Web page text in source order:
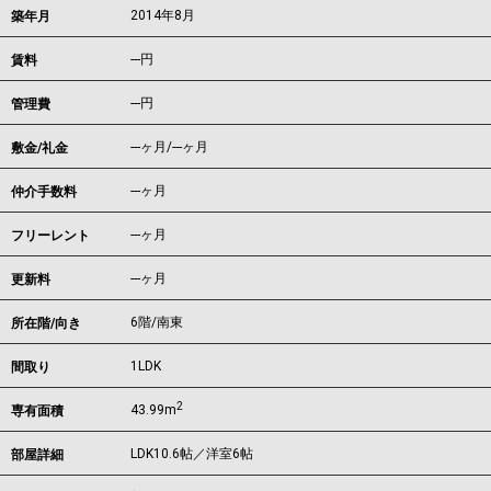
築年月 2014年8月
賃料 ---円
管理費 ---円
敷金/礼金 ---ヶ月/---ヶ月
仲介手数料 ---ヶ月
フリーレント ---ヶ月
更新料 ---ヶ月
所在階/向き 6階/南東
間取り 1LDK
専有面積 43.99m2
部屋詳細 LDK10.6帖／洋室6帖